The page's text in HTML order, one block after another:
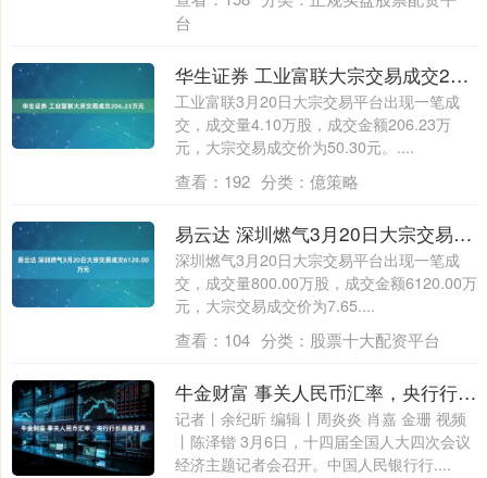
台
华生证券 工业富联大宗交易成交206.23万元
工业富联3月20日大宗交易平台出现一笔成
交，成交量4.10万股，成交金额206.23万
元，大宗交易成交价为50.30元。....
查看： 192 分类： 億策略
易云达 深圳燃气3月20日大宗交易成交6120.00万元
深圳燃气3月20日大宗交易平台出现一笔成
交，成交量800.00万股，成交金额6120.00万
元，大宗交易成交价为7.65....
查看： 104 分类： 股票十大配资平台
牛金财富 事关人民币汇率，央行行长最新发声
记者丨余纪昕 编辑丨周炎炎 肖嘉 金珊 视频
丨陈泽锴 3月6日，十四届全国人大四次会议
经济主题记者会召开。中国人民银行行....